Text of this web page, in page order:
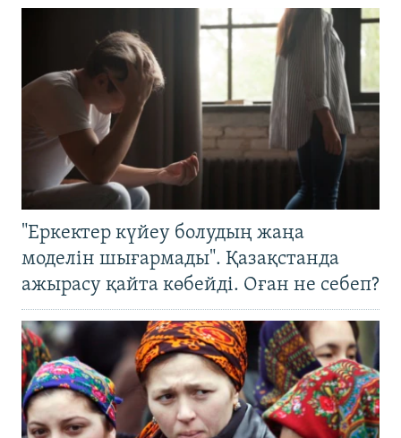
"Еркектер күйеу болудың жаңа
моделін шығармады". Қазақстанда
ажырасу қайта көбейді. Оған не себеп?